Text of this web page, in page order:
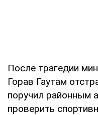
После трагедии
Горав Гаутам
поручил районным
проверить